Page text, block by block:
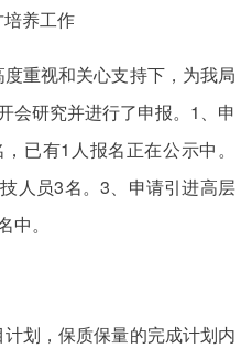
培养工作
重视和关心支持下，为我局
会研究并进行了申报。1、申
已有1人报名正在公示中。
人员3名。3、申请引进高层
。
计划，保质保量的完成计划内